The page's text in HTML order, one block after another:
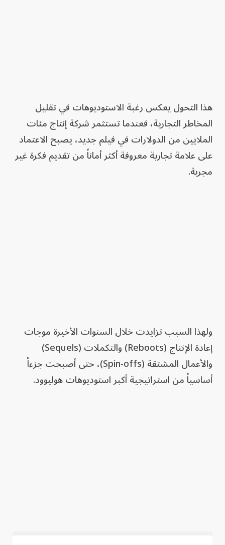
هذا التحول يعكس رغبة الاستوديوهات في تقليل
المخاطر التجارية، فعندما تستثمر شركة إنتاج مئات
الملايين من الدولارات في فيلم جديد، يصبح الاعتماد
على علامة تجارية معروفة أكثر أماناً من تقديم فكرة غير
مجربة.
ولهذا السبب تزايدت خلال السنوات الأخيرة موجات
إعادة الإنتاج (Reboots) والتكملات (Sequels)
والأعمال المشتقة (Spin-offs)، حتى أصبحت جزءاً
أساسياً من استراتيجية أكبر استوديوهات هوليوود.